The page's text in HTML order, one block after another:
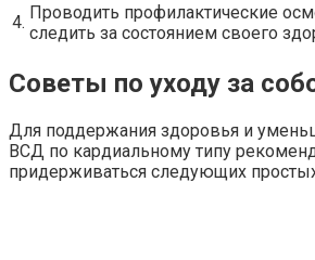
4. Проводить профилактические
следить за состоянием своего
Советы по уходу за
Для поддержания здоровья и
ВСД по кардиальному типу
придерживаться следующих